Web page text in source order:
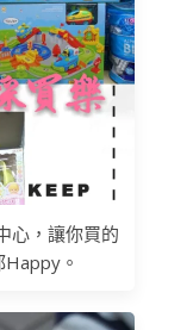
心，讓你買的
。